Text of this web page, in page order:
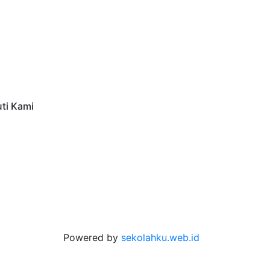
Kami
Powered by sekolahku.web.id